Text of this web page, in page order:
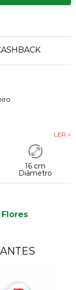
LER +
16 cm
Diâmetro